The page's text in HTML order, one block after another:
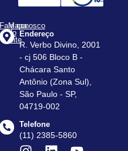
Mapa
do
Site
Apresentação
Assessorias
Agenda
do
Setor
Fale conosco
Endereço
R. Verbo Divino, 2001
- cj 506 Bloco B -
Chácara Santo
Antônio (Zona Sul),
São Paulo - SP,
04719-002
Telefone
(11) 2385-5860